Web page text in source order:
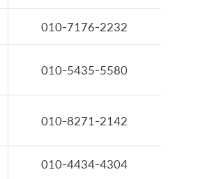
010-7176-2232
010-5435-5580
010-8271-2142
010-4434-4304